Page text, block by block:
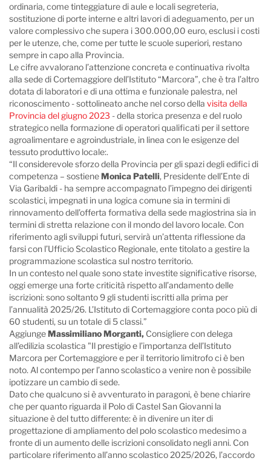
ordinaria, come tinteggiature di aule e locali segreteria,
sostituzione di porte interne e altri lavori di adeguamento, per un
valore complessivo che supera i 300.000,00 euro, esclusi i costi
per le utenze, che, come per tutte le scuole superiori, restano
sempre in capo alla Provincia.
Le cifre avvalorano l’attenzione concreta e continuativa rivolta
alla sede di Cortemaggiore dell’Istituto “Marcora”, che è tra l’altro
dotata di laboratori e di una ottima e funzionale palestra, nel
riconoscimento - sottolineato anche nel corso della visita della
Provincia del giugno 2023 - della storica presenza e del ruolo
strategico nella formazione di operatori qualificati per il settore
agroalimentare e agroindustriale, in linea con le esigenze del
tessuto produttivo locale:.
“Il considerevole sforzo della Provincia per gli spazi degli edifici di
competenza – sostieneMonica Patelli, Presidente dell’Ente di
Via Garibaldi - ha sempre accompagnato l’impegno dei dirigenti
scolastici, impegnati in una logica comune sia in termini di
rinnovamento dell’offerta formativa della sede magiostrina sia in
termini di stretta relazione con il mondo del lavoro locale. Con
riferimento agli sviluppi futuri, servirà un’attenta riflessione da
farsi con l’Ufficio Scolastico Regionale, ente titolato a gestire la
programmazione scolastica sul nostro territorio.
In un contesto nel quale sono state investite significative risorse,
oggi emerge una forte criticità rispetto all’andamento delle
iscrizioni: sono soltanto 9 gli studenti iscritti alla prima per
l’annualità 2025/26. L’Istituto di Cortemaggiore conta poco più di
60 studenti, su un totale di 5 classi.”
AggiungeMassimiliano Morganti, Consigliere con delega
all’edilizia scolastica "Il prestigio e l’importanza dell’Istituto
Marcora per Cortemaggiore e per il territorio limitrofo ci è ben
noto. Al contempo per l’anno scolastico a venire non è possibile
ipotizzare un cambio di sede.
Dato che qualcuno si è avventurato in paragoni, è bene chiarire
che per quanto riguarda il Polo di Castel San Giovanni la
situazione è del tutto differente: è in divenire un iter di
progettazione di ampliamento del polo scolastico medesimo a
fronte di un aumento delle iscrizioni consolidato negli anni. Con
particolare riferimento all’anno scolastico 2025/2026, l’accordo